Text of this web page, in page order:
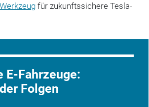
Werkzeugfür zukunftssichere Tesla-
E-Fahrzeuge:
Folgen